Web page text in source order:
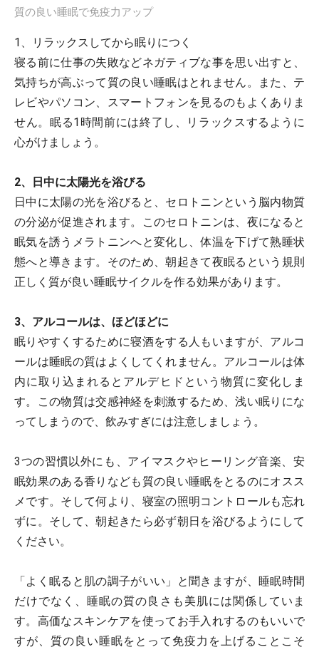
質の良い睡眠で免疫力アップ
1、リラックスしてから眠りにつく
寝る前に仕事の失敗などネガティブな事を思い出すと、
気持ちが高ぶって質の良い睡眠はとれません。また、テ
レビやパソコン、スマートフォンを見るのもよくありま
せん。眠る1時間前には終了し、リラックスするように
心がけましょう。
2、日中に太陽光を浴びる
日中に太陽の光を浴びると、セロトニンという脳内物質
の分泌が促進されます。このセロトニンは、夜になると
眠気を誘うメラトニンへと変化し、体温を下げて熟睡状
態へと導きます。そのため、朝起きて夜眠るという規則
正しく質が良い睡眠サイクルを作る効果があります。
3、アルコールは、ほどほどに
眠りやすくするために寝酒をする人もいますが、アルコ
ールは睡眠の質はよくしてくれません。アルコールは体
内に取り込まれるとアルデヒドという物質に変化しま
す。この物質は交感神経を刺激するため、浅い眠りにな
ってしまうので、飲みすぎには注意しましょう。
3つの習慣以外にも、アイマスクやヒーリング音楽、安
眠効果のある香りなども質の良い睡眠をとるのにオスス
メです。そして何より、寝室の照明コントロールも忘れ
ずに。そして、朝起きたら必ず朝日を浴びるようにして
ください。
「よく眠ると肌の調子がいい」と聞きますが、睡眠時間
だけでなく、睡眠の質の良さも美肌には関係していま
す。高価なスキンケアを使ってお手入れするのもいいで
すが、質の良い睡眠をとって免疫力を上げることこそ